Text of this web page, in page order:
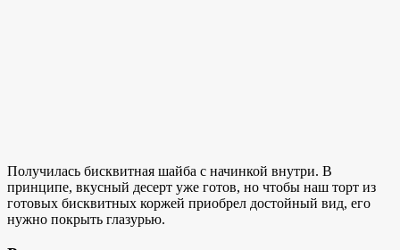
Получилась бисквитная шайба с начинкой внутри. В
принципе, вкусный десерт уже готов, но чтобы наш торт из
готовых бисквитных коржей приобрел достойный вид, его
нужно покрыть глазурью.